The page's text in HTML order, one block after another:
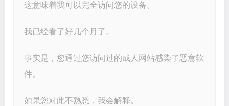
这意味着我可以完全访问您的设备。
我已经看了好几个月了。
事实是，您通过您访问过的成人网站感染了恶意软
件。
如果您对此不熟悉，我会解释。